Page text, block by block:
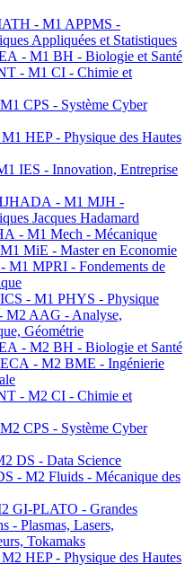
- M1 APPMS -
Appliquées et Statistiques
- M1 BH - Biologie et Santé
- M1 CI - Chimie et
CPS - Système Cyber
HEP - Physique des Hautes
IES - Innovation, Entreprise
- M1 MJH -
Jacques Hadamard
- M1 Mech - Mécanique
MiE - Master en Economie
M1 MPRI - Fondements de
- M1 PHYS - Physique
AAG - Analyse,
Géométrie
- M2 BH - Biologie et Santé
- M2 BME - Ingénierie
- M2 CI - Chimie et
CPS - Système Cyber
DS - Data Science
- M2 Fluids - Mécanique des
GI-PLATO - Grandes
- Plasmas, Lasers,
Tokamaks
HEP - Physique des Hautes